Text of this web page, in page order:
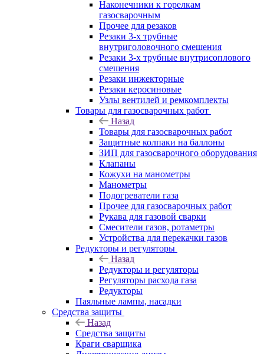
Наконечники к горелкам
газосварочным
Прочее для резаков
Резаки 3-х трубные
внутриголовочного смешения
Резаки 3-х трубные внутрисоплового
смешения
Резаки инжекторные
Резаки керосиновые
Узлы вентилей и ремкомплекты
Товары для газосварочных работ
Назад
Товары для газосварочных работ
Защитные колпаки на баллоны
ЗИП для газосварочного оборудования
Клапаны
Кожухи на манометры
Манометры
Подогреватели газа
Прочее для газосварочных работ
Рукава для газовой сварки
Смесители газов, ротаметры
Устройства для перекачки газов
Редукторы и регуляторы
Назад
Редукторы и регуляторы
Регуляторы расхода газа
Редукторы
Паяльные лампы, насадки
Средства защиты
Назад
Средства защиты
Краги сварщика